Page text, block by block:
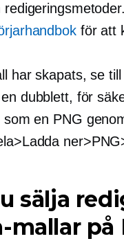
för att
har skapats, se
dubblett, för
som en PNG
sälja
mallar på